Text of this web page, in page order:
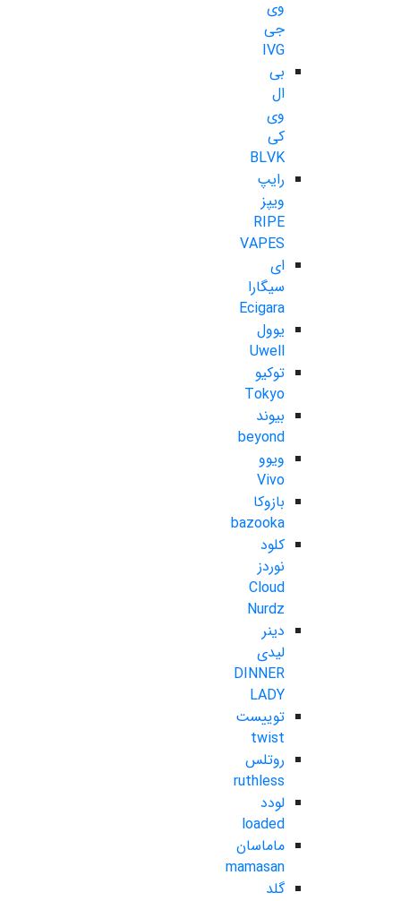
وی
جی
IVG
بی
ال
وی
کی
BLVK
رایپ
ویپز
RIPE
VAPES
ای
سیگارا
Ecigara
یوول
Uwell
توکیو
Tokyo
بیوند
beyond
ویوو
Vivo
بازوکا
bazooka
کلود
نوردز
Cloud
Nurdz
دینر
لیدی
DINNER
LADY
توییست
twist
روتلس
ruthless
لودد
loaded
ماماسان
mamasan
گلد